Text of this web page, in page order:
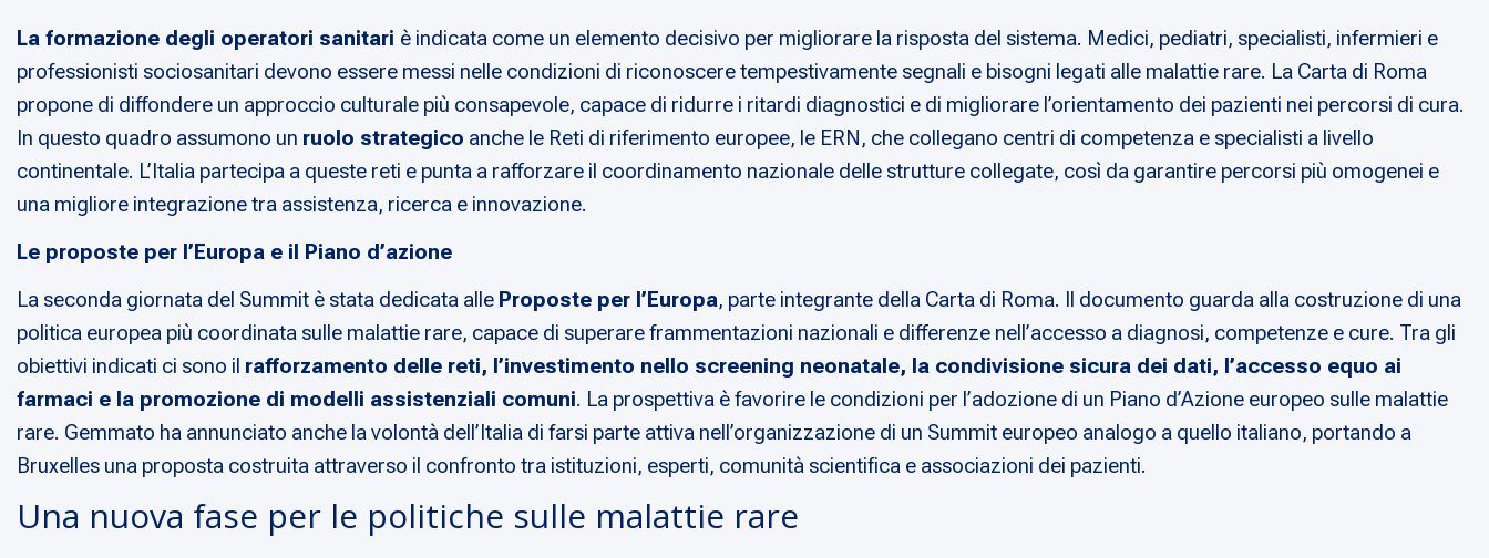
La formazione degli operatori sanitari è indicata come un elemento decisivo per migliorare la risposta del sistema. Medici, pediatri, specialisti, infermieri e
professionisti sociosanitari devono essere messi nelle condizioni di riconoscere tempestivamente segnali e bisogni legati alle malattie rare. La Carta di Roma
propone di diffondere un approccio culturale più consapevole, capace di ridurre i ritardi diagnostici e di migliorare l’orientamento dei pazienti nei percorsi di cura.
In questo quadro assumono un ruolo strategico anche le Reti di riferimento europee, le ERN, che collegano centri di competenza e specialisti a livello
continentale. L’Italia partecipa a queste reti e punta a rafforzare il coordinamento nazionale delle strutture collegate, così da garantire percorsi più omogenei e
una migliore integrazione tra assistenza, ricerca e innovazione.
Le proposte per l’Europa e il Piano d’azione
La seconda giornata del Summit è stata dedicata alle Proposte per l’Europa, parte integrante della Carta di Roma. Il documento guarda alla costruzione di una
politica europea più coordinata sulle malattie rare, capace di superare frammentazioni nazionali e differenze nell’accesso a diagnosi, competenze e cure. Tra gli
obiettivi indicati ci sono il rafforzamento delle reti, l’investimento nello screening neonatale, la condivisione sicura dei dati, l’accesso equo ai
farmaci e la promozione di modelli assistenziali comuni. La prospettiva è favorire le condizioni per l’adozione di un Piano d’Azione europeo sulle malattie
rare. Gemmato ha annunciato anche la volontà dell’Italia di farsi parte attiva nell’organizzazione di un Summit europeo analogo a quello italiano, portando a
Bruxelles una proposta costruita attraverso il confronto tra istituzioni, esperti, comunità scientifica e associazioni dei pazienti.
Una nuova fase per le politiche sulle malattie rare